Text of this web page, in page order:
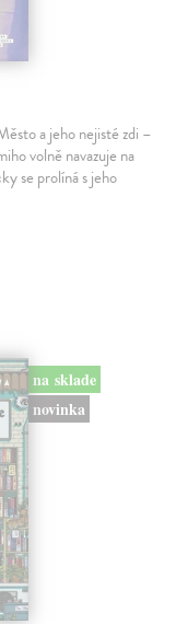
a jeho nejisté zdi –
volně navazuje na
se prolíná s jeho
na sklade
novinka